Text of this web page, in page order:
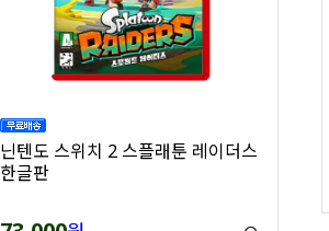
닌텐도 스위치 2 스플래툰 레이더스
한글판